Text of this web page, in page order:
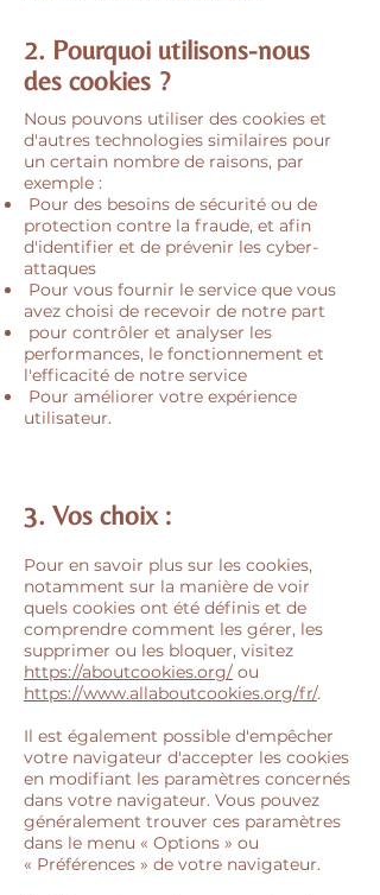
2. Pourquoi utilisons-nous
des cookies ?
Nous pouvons utiliser des cookies et
d'autres technologies similaires pour
un certain nombre de raisons, par
exemple :
Pour des besoins de sécurité ou de
protection contre la fraude, et afin
d'identifier et de prévenir les cyber-
attaques
Pour vous fournir le service que vous
avez choisi de recevoir de notre part
pour contrôler et analyser les
performances, le fonctionnement et
l'efficacité de notre service
Pour améliorer votre expérience
utilisateur.
3. Vos choix :
Pour en savoir plus sur les cookies,
notamment sur la manière de voir
quels cookies ont été définis et de
comprendre comment les gérer, les
supprimer ou les bloquer, visitez
https://aboutcookies.org/ ou
https://www.allaboutcookies.org/fr/.
Il est également possible d'empêcher
votre navigateur d'accepter les cookies
en modifiant les paramètres concernés
dans votre navigateur. Vous pouvez
généralement trouver ces paramètres
dans le menu « Options » ou
« Préférences » de votre navigateur.